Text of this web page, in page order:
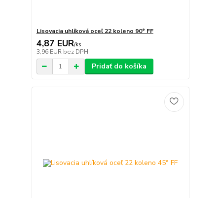
Lisovacia uhlíková oceľ 22 koleno 90° FF
4,87 EUR/ks
3,96 EUR bez DPH
Pridať do košíka